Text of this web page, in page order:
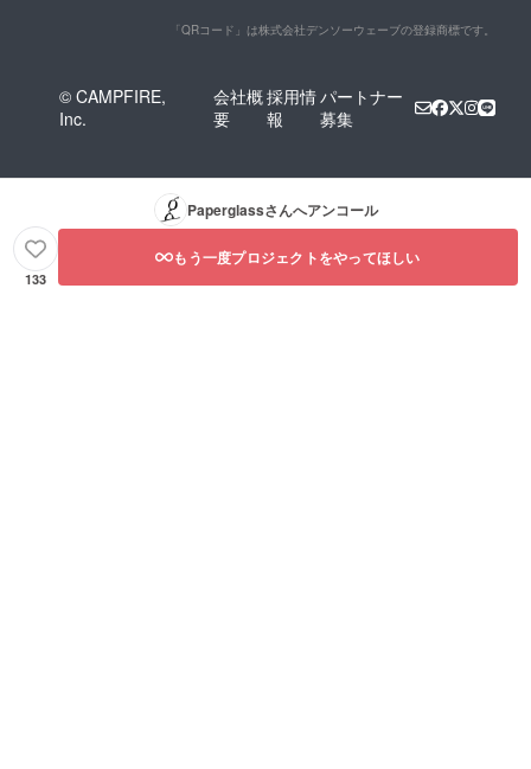
「QRコード」は株式会社デンソーウェーブの登録商標です。
© CAMPFIRE,
Inc.
会社概
要
採用情
報
パートナー
募集
Paperglassさんへアンコール
133
もう一度プロジェクトをやってほしい